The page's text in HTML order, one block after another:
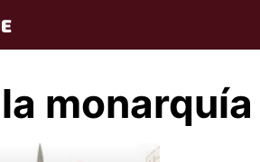
monarquía